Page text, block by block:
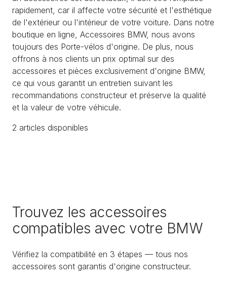
rapidement, car il affecte votre sécurité et l'esthétique
de l'extérieur ou l'intérieur de votre voiture. Dans notre
boutique en ligne, Accessoires BMW, nous avons
toujours des Porte-vélos d'origine. De plus, nous
offrons à nos clients un prix optimal sur des
accessoires et pièces exclusivement d'origine BMW,
ce qui vous garantit un entretien suivant les
recommandations constructeur et préserve la qualité
et la valeur de votre véhicule.
2 articles disponibles
Trouvez les accessoires
compatibles avec votre BMW
Vérifiez la compatibilité en 3 étapes — tous nos
accessoires sont garantis d'origine constructeur.